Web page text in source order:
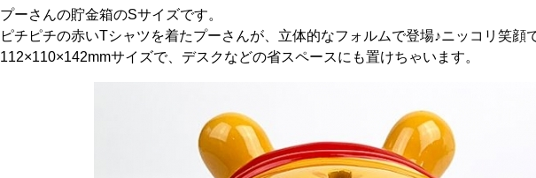
プーさんの貯金箱のSサイズです。
ピチピチの赤いTシャツを着たプーさんが、立体的なフォルムで登場♪ニッコリ笑
112×110×142mmサイズで、デスクなどの省スペースにも置けちゃいます。